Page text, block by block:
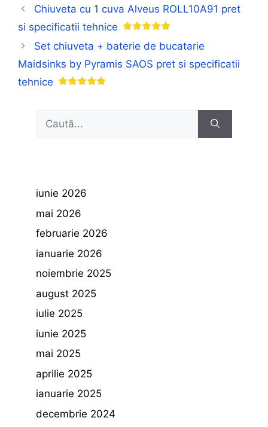
Chiuveta cu 1 cuva Alveus ROLL10A91 pret
si specificatii tehnice
Set chiuveta + baterie de bucatarie
Maidsinks by Pyramis SAOS pret si specificatii
tehnice
Caută
iunie 2026
mai 2026
februarie 2026
ianuarie 2026
noiembrie 2025
august 2025
iulie 2025
iunie 2025
mai 2025
aprilie 2025
ianuarie 2025
decembrie 2024